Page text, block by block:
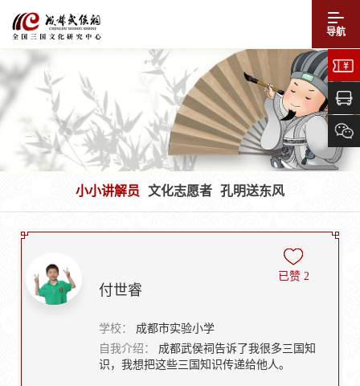
导航
小小讲解员 文化志愿者 孔明送东风
付世睿
学校： 成都市实验小学
自我介绍： 成都武侯祠告诉了我很多三国知
识，我想把这些三国知识传递给他人。
已赞 2